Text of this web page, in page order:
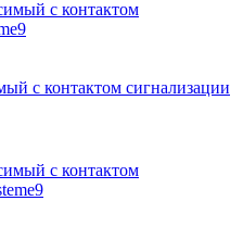
с контактом сигнализации